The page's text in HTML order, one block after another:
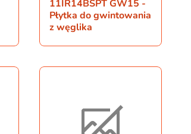
11IR14BSPT GW15 -
Płytka do gwintowania
z węglika